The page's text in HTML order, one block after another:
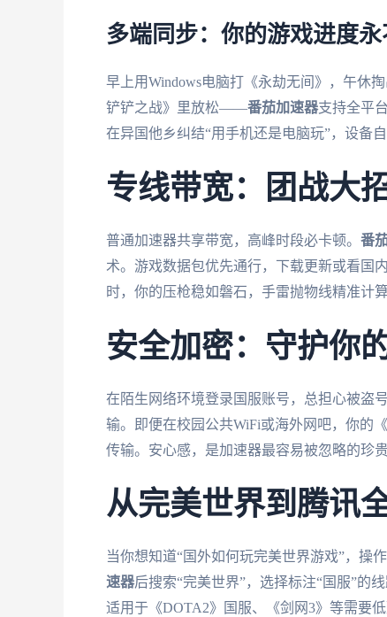
多端同步：你的游戏进度
早上用Windows电脑打《永劫无间》，午休
铲铲之战》里放松——番茄加速器支持全平
在异国他乡纠结“用手机还是电脑玩”，设备自
专线带宽：团战大
普通加速器共享带宽，高峰时段必卡顿。 番
术。游戏数据包优先通行，下载更新或看国
时，你的压枪稳如磐石，手雷抛物线精准计
安全加密：守护你
在陌生网络环境登录国服账号，总担心被盗
输。即便在校园公共WiFi或海外网吧，你的
传输。安心感，是加速器最容易被忽略的珍贵
从完美世界到腾讯
当你想知道“国外如何玩完美世界游戏”，操
速器后搜索“完美世界”，选择标注“国服”的
适用于《DOTA2》国服、《剑网3》等需要